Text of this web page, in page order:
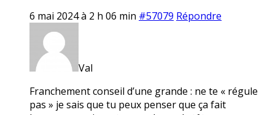
6 mai 2024 à 2 h 06 min #57079 Répondre
Val
Franchement conseil d’une grande : ne te « régule
pas » je sais que tu peux penser que ça fait